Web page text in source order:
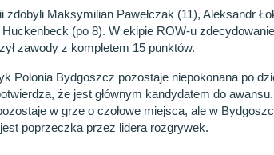
zdobyli Maksymilian Pawełczak (11), Aleksandr
Huckenbeck (po 8). W ekipie ROW-u
zawody z kompletem 15 punktów.
Polonia Bydgoszcz pozostaje niepokonana po
że jest głównym kandydatem do
w grze o czołowe miejsca, ale w
poprzeczka przez lidera rozgrywek.